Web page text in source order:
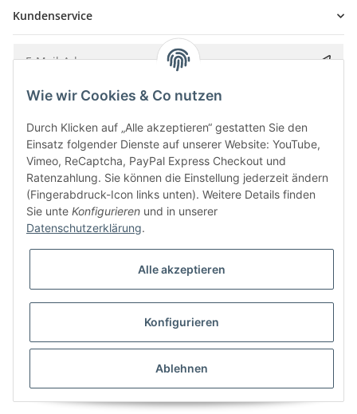
Kundenservice
Bitte senden Sie mir entsprechend IhrerDatenschutzerklärung
* Alle Preise inkl. gesetzlicher USt., zzgl.
Besucherzähler: 5849739
UmsetzungVlarom E-Commerce Agentur| Powered byJTL-Shop|
CLEARIX JTL-Shop Template
Wie wir Cookies & Co nutzen
Durch Klicken auf „Alle akzeptieren“ gestatten Sie den
Einsatz folgender Dienste auf unserer Website: YouTube,
Vimeo, ReCaptcha, PayPal Express Checkout und
Ratenzahlung. Sie können die Einstellung jederzeit ändern
(Fingerabdruck-Icon links unten). Weitere Details finden
Sie unte Konfigurieren und in unserer
Datenschutzerklärung.
Alle akzeptieren
Konfigurieren
Ablehnen